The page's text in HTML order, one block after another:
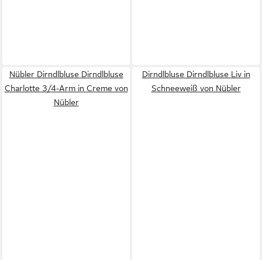
Nübler Dirndlbluse Dirndlbluse
Charlotte 3/4-Arm in Creme von
Nübler
Dirndlbluse Dirndlbluse Liv in
Schneeweiß von Nübler